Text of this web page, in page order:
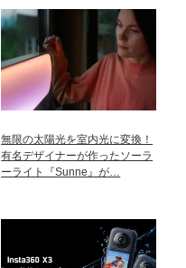
無限の太陽光を室内光に変換！
有名デザイナーが作ったソーラ
ーライト『Sunne』が…